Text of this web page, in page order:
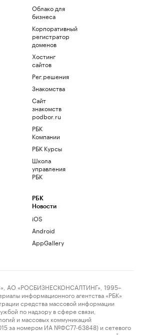
Облако для
бизнеса
Корпоративный
регистратор
доменов
Хостинг
сайтов
Рег.решения
Знакомства
Сайт
знакомств
podbor.ru
РБК
Компании
РБК Курсы
Школа
управления
РБК
РБК
Новости
iOS
Android
AppGallery
АО «РОСБИЗНЕСКОНСАЛТИНГ», 1995–
информационного агентства «РБК»
средства массовой информации
по надзору в сфере связи,
и массовых коммуникаций
за номером ИА №ФС77-63848) и сетевого